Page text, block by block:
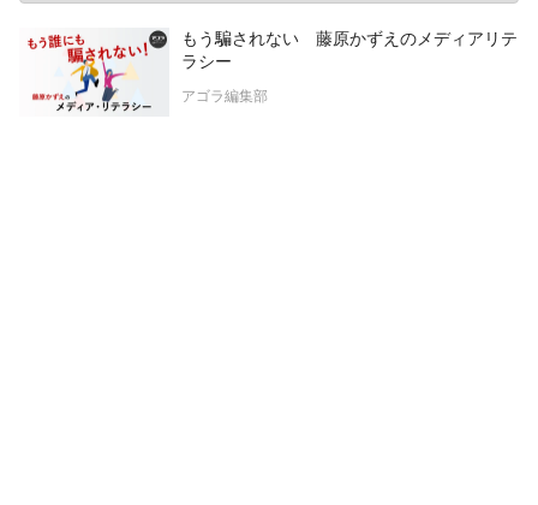
もう騙されない 藤原かずえのメディアリテ
ラシー
アゴラ編集部